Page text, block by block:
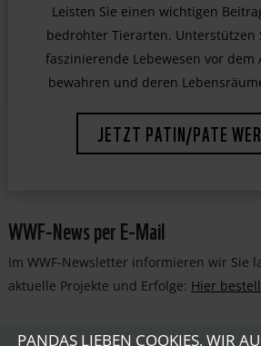
Leisten Sie einen wichtigen
bedrohter Tierarten. Unterstützen
faszinierende Lebewesen vor dem
bewahren und deren
JETZT PATIN/PATE
WWF-News per E-Mail
Im WWF-Newsletter informieren wir Sie
aktuelle Projekte und Erfolge: Hier
PANDAS LIEBEN COOKIES, WIR